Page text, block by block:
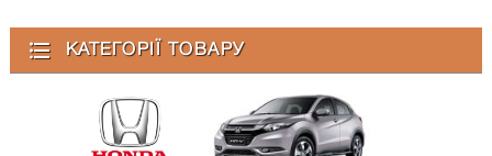
КАТЕГОРІЇ ТОВАРУ